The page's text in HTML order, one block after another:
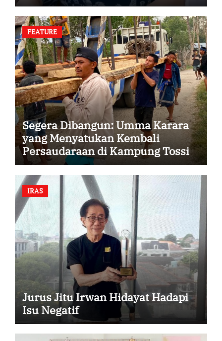
FEATURE
Segera Dibangun: Umma Karara
yang Menyatukan Kembali
Persaudaraan di Kampung Tossi
IRAS
Jurus Jitu Irwan Hidayat Hadapi
Isu Negatif